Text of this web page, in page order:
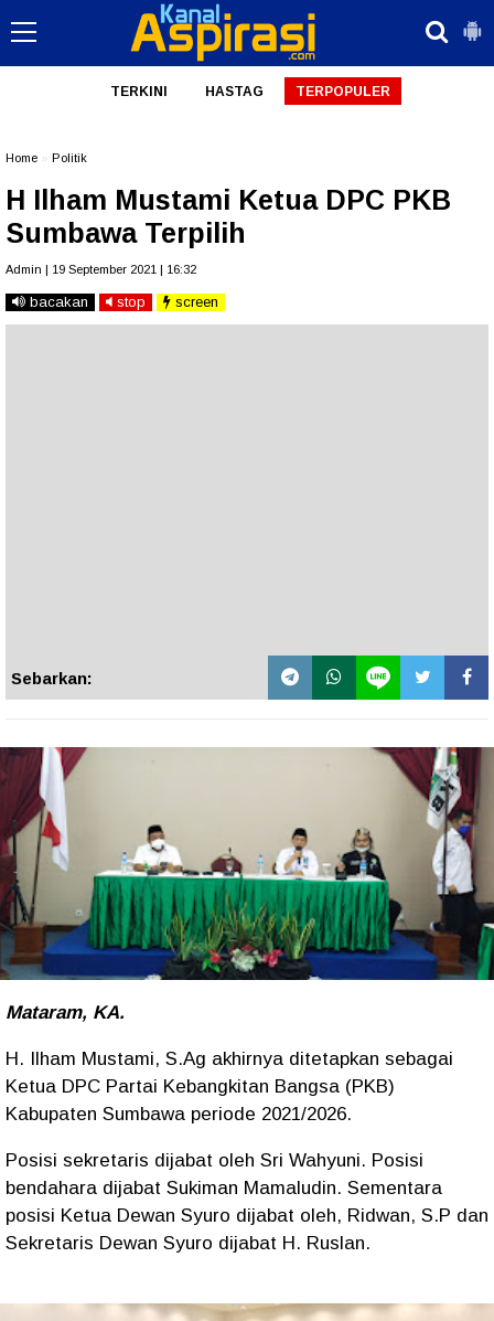
TERKINI HASTAG TERPOPULER
Home Politik
H Ilham Mustami Ketua DPC PKB
Sumbawa Terpilih
Admin | 19 September 2021 | 16:32
bacakan stop screen
Sebarkan:
Mataram, KA.
H. Ilham Mustami, S.Ag akhirnya ditetapkan sebagai
Ketua DPC Partai Kebangkitan Bangsa (PKB)
Kabupaten Sumbawa periode 2021/2026.
Posisi sekretaris dijabat oleh Sri Wahyuni. Posisi
bendahara dijabat Sukiman Mamaludin. Sementara
posisi Ketua Dewan Syuro dijabat oleh, Ridwan, S.P dan
Sekretaris Dewan Syuro dijabat H. Ruslan.